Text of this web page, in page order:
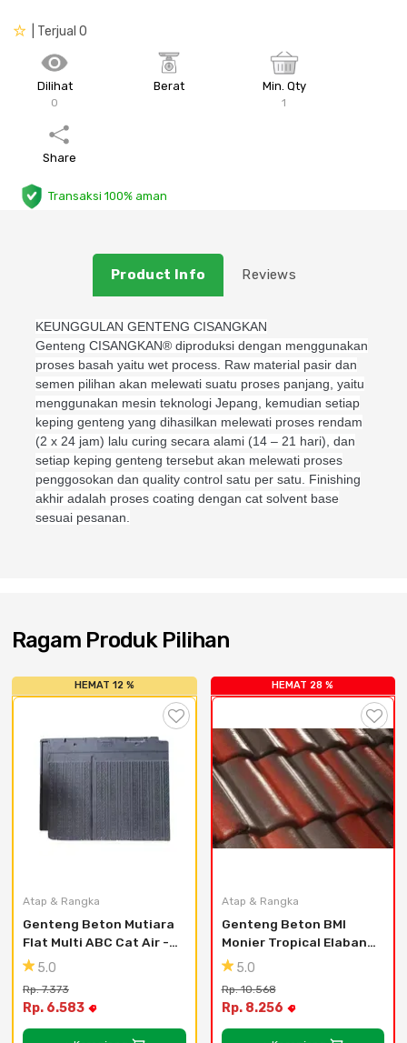
Sanitari & Aksesorisnya
Scaffolding
Atap & Lantai
Cat dan Kimia
Saniter
Besi Profil & Plat
Pompa dan Pipa
| Terjual 0
Dilihat
0
Berat Min. Qty
1
Share
Transaksi 100% aman
Product Info Reviews
KEUNGGULAN GENTENG CISANGKAN
Genteng CISANGKAN® diproduksi dengan menggunakan
proses basah yaitu wet process. Raw material pasir dan
semen pilihan akan melewati suatu proses panjang, yaitu
menggunakan mesin teknologi Jepang, kemudian setiap
keping genteng yang dihasilkan melewati proses rendam
(2 x 24 jam) lalu curing secara alami (14 – 21 hari), dan
setiap keping genteng tersebut akan melewati proses
penggosokan dan quality control satu per satu. Finishing
akhir adalah proses coating dengan cat solvent base
sesuai pesanan.
Ragam Produk Pilihan
HEMAT 12 %
Atap & Rangka
Genteng Beton Mutiara
Flat Multi ABC Cat Air -
Hitam
5.0
Rp. 7.373
Rp. 6.583
HEMAT 28 %
Atap & Rangka
Genteng Beton BMI
Monier Tropical Elabana
Duotone Tile - Antique
5.0
Rp. 10.568
Rp. 8.256